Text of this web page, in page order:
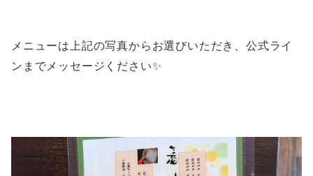
メニューは上記の写真からお選びいただき、公式ライ
ンまでメッセージください✨